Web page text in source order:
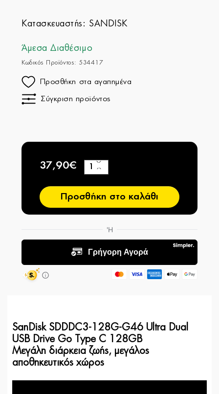
Κατασκευαστής: SANDISK
Άμεσα Διαθέσιμο
Κωδικός Προϊόντος: 534417
Προσθήκη στα αγαπημένα
Σύγκριση προϊόντος
37,90€
−
+
Προσθήκη στο καλάθι
SanDisk SDDDC3-128G-G46 Ultra Dual
USB Drive Go Type C 128GB
Μεγάλη διάρκεια ζωής, μεγάλος
αποθηκευτικός χώρος